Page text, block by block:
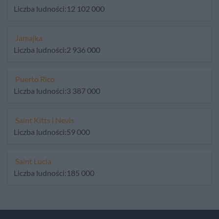
Liczba ludności:12 102 000
Jamajka
Liczba ludności:2 936 000
Puerto Rico
Liczba ludności:3 387 000
Saint Kitts i Nevis
Liczba ludności:59 000
Saint Lucia
Liczba ludności:185 000